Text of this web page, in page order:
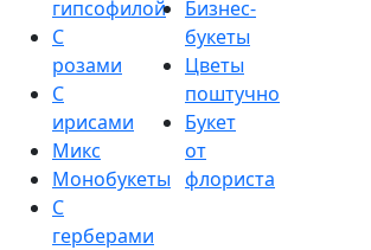
гипсофилой
С
розами
С
ирисами
Микс
Монобукеты
С
герберами
Бизнес-
букеты
Цветы
поштучно
Букет
от
флориста